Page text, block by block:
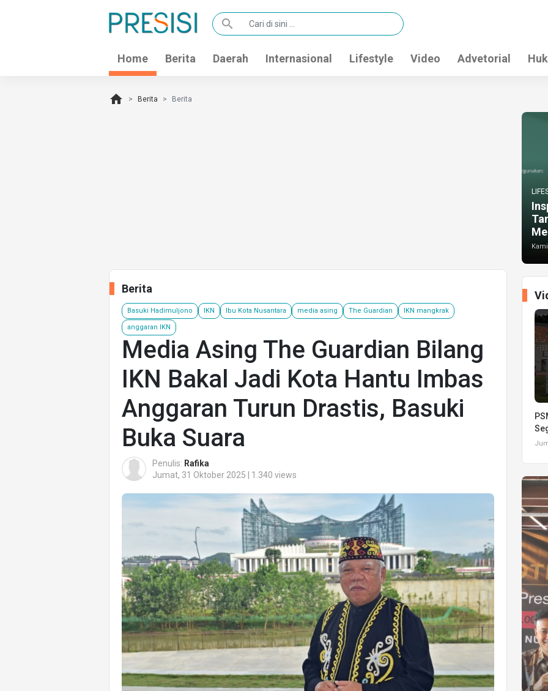
search
Home Berita Daerah Internasional Lifestyle Video Advetorial
home Berita Berita
Berita
Basuki Hadimuljono IKN Ibu Kota Nusantara media asing The Guardian IKN mangkrak
anggaran IKN
Media Asing The Guardian Bilang
IKN Bakal Jadi Kota Hantu Imbas
Anggaran Turun Drastis, Basuki
Buka Suara
Penulis: Rafika
Jumat, 31 Oktober 2025 | 1.340 views